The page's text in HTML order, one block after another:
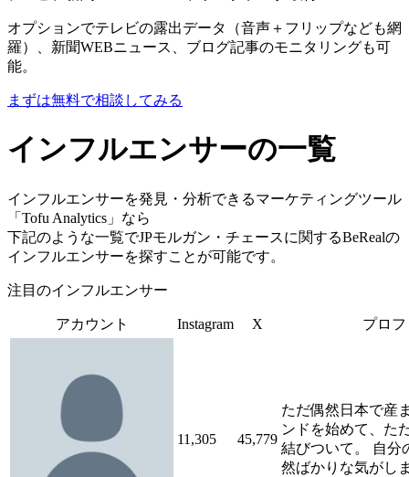
オプションでテレビの露出データ（音声＋フリップなども網
羅）、新聞WEBニュース、ブログ記事のモニタリングも可
能。
まずは無料で相談してみる
インフルエンサーの一覧
インフルエンサーを発見・分析できるマーケティングツール
「Tofu Analytics」なら
下記のような一覧でJPモルガン・チェースに関するBeRealの
インフルエンサーを探すことが可能です。
注目のインフルエンサー
アカウント Instagram X プロ
11,305 45,779
ただ偶然日本で産
ンドを始めて、た
結びついて。 自分
然ばかりな気がし